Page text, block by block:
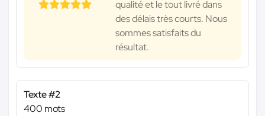
qualité et le tout livré dans
des délais très courts. Nous
sommes satisfaits du
résultat.
Texte #2
400 mots